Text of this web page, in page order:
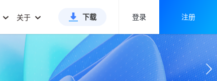
关于 下载 登录 注册